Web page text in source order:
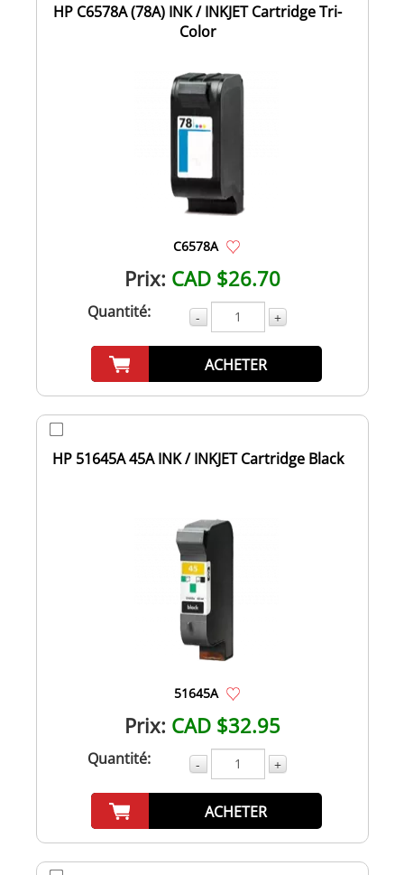
HP C6578A (78A) INK / INKJET Cartridge Tri-
Color
C6578A
Prix: CAD $26.70
Quantité: - +
ACHETER
HP 51645A 45A INK / INKJET Cartridge Black
51645A
Prix: CAD $32.95
Quantité: - +
ACHETER